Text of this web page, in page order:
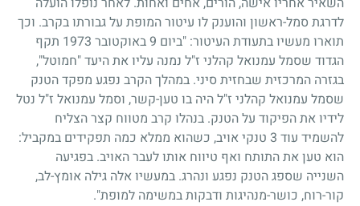
לדרגת סמל-ראשון והוענק לו עיטור המופת על גבורתו בקרב. וכך
תוארו מעשיו בתעודת העיטור: "ביום 9באוקטובר 1973 תקף
הגדוד שסמל עמנואל קהלני ז"ל נמנה עליו את היעד "חמוטל",
בגזרה המרכזית שבחזית סיני. במהלך הקרב נפגע מפקד הטנק
שסמל עמנואל קהלני ז"ל היה בו טען-קשר, וסמל עמנואל ז"ל נטל
לידיו את הפיקוד על הטנק. בנהלו קרב מטווח קצר הצליח
להשמיד עוד 3 טנקי אויב, כשהוא ממלא כמה תפקידים במקביל:
הוא טען את התותח ואף טיווח אותו לעבר האויב. בפגיעה
השנייה שספג הטנק נפגע ונהרג. במעשיו אלה גילה אומץ-לב,
קור-רוח, כושר-מנהיגות ודבקות במשימה למופת".